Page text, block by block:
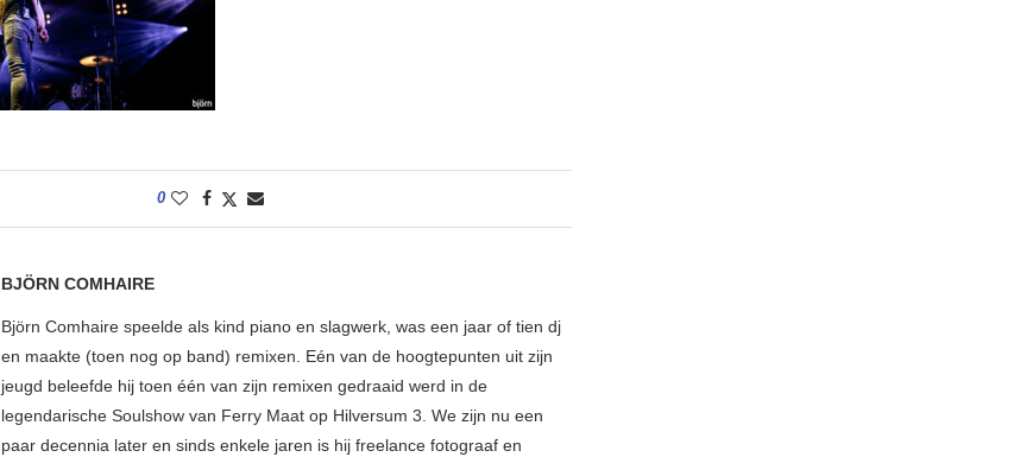
0
BJÖRN COMHAIRE
Björn Comhaire speelde als kind piano en slagwerk, was een jaar of tien dj
en maakte (toen nog op band) remixen. Eén van de hoogtepunten uit zijn
jeugd beleefde hij toen één van zijn remixen gedraaid werd in de
legendarische Soulshow van Ferry Maat op Hilversum 3. We zijn nu een
paar decennia later en sinds enkele jaren is hij freelance fotograaf en